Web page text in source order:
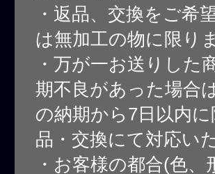
・返品、交換をご希
は無加工の物に限り
・万が一お送りした
期不良があった場合
の納期から7日以内
品・交換にて対応い
・お客様の都合(色、